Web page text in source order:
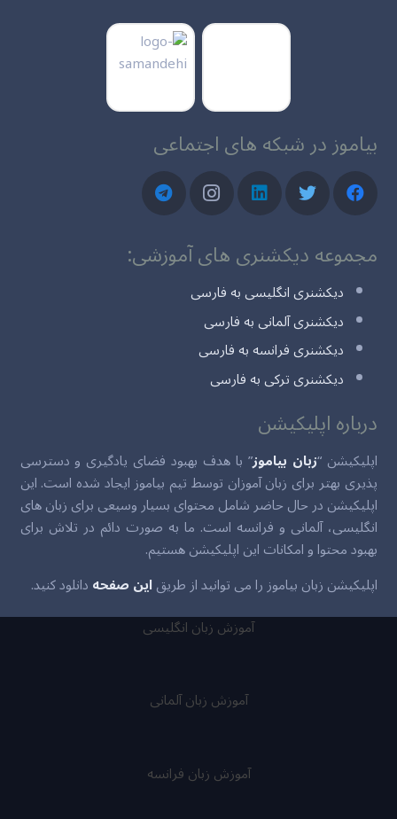
بیاموز در شبکه های اجتماعی
مجموعه دیکشنری های آموزشی:
دیکشنری انگلیسی به فارسی
دیکشنری آلمانی به فارسی
دیکشنری فرانسه به فارسی
دیکشنری ترکی به فارسی
درباره اپلیکیشن
اپلیکیشن “زبان بیاموز” با هدف بهبود فضای یادگیری و دسترسی
پذیری بهتر برای زبان آموزان توسط تیم بیاموز ایجاد شده است. این
اپلیکیشن در حال حاضر شامل محتوای بسیار وسیعی برای زبان های
انگلیسی، آلمانی و فرانسه است. ما به صورت دائم در تلاش برای
بهبود محتوا و امکانات این اپلیکیشن هستیم.
اپلیکیشن زبان بیاموز را می توانید از طریقاین صفحهدانلود کنید.
آموزش زبان انگلیسی
آموزش زبان آلمانی
آموزش زبان فرانسه